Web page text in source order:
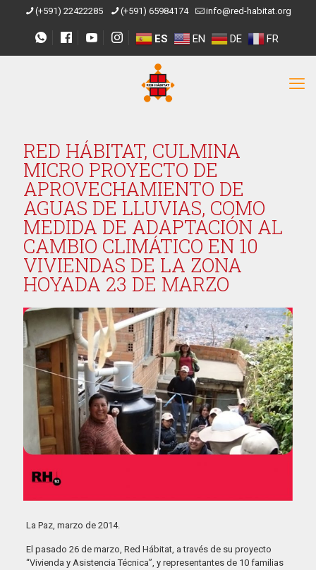
(+591) 22422285 (+591) 65984174 info@red-habitat.org
ES EN DE FR
RED HÁBITAT, CULMINA
MICRO PROYECTO DE
APROVECHAMIENTO DE
AGUAS DE LLUVIAS, COMO
MEDIDA DE ADAPTACIÓN AL
CAMBIO CLIMÁTICO EN 10
VIVIENDAS DE LA ZONA
HOYADA 23 DE MARZO
La Paz, marzo de 2014.
El pasado 26 de marzo, Red Hábitat, a través de su proyecto
“Vivienda y Asistencia Técnica”, y representantes de 10 familias